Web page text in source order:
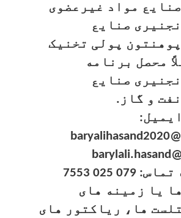
صنایع مواد غیرعضوی
صنایع
پولی تخنیک
محصل برنامه
صنایع
و گاز.
یا زمینه های
ها، ریاکتور های